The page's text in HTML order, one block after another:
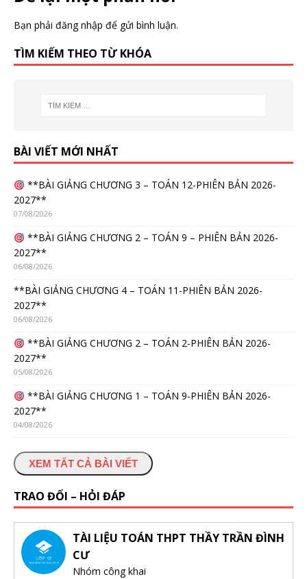
Bạn phải đăng nhập để gửi bình luận.
TÌM KIẾM THEO TỪ KHÓA
BÀI VIẾT MỚI NHẤT
**BÀI GIẢNG CHƯƠNG 3 – TOÁN 12-PHIÊN BẢN 2026-
2027**
07/08/2026
**BÀI GIẢNG CHƯƠNG 2 – TOÁN 9 – PHIÊN BẢN 2026-
2027**
06/08/2026
**BÀI GIẢNG CHƯƠNG 4 – TOÁN 11-PHIÊN BẢN 2026-
2027**
06/08/2026
**BÀI GIẢNG CHƯƠNG 2 – TOÁN 2-PHIÊN BẢN 2026-
2027**
05/08/2026
**BÀI GIẢNG CHƯƠNG 1 – TOÁN 9-PHIÊN BẢN 2026-
2027**
04/08/2026
XEM TẤT CẢ BÀI VIẾT
TRAO ĐỔI – HỎI ĐÁP
TÀI LIỆU TOÁN THPT THẦY TRẦN ĐÌNH
CƯ
Nhóm công khai